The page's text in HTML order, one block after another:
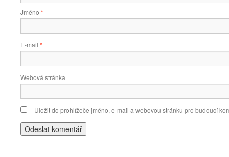
Jméno *
E-mail *
Webová stránka
Uložit do prohlížeče jméno, e-mail a webovou stránku pro budoucí